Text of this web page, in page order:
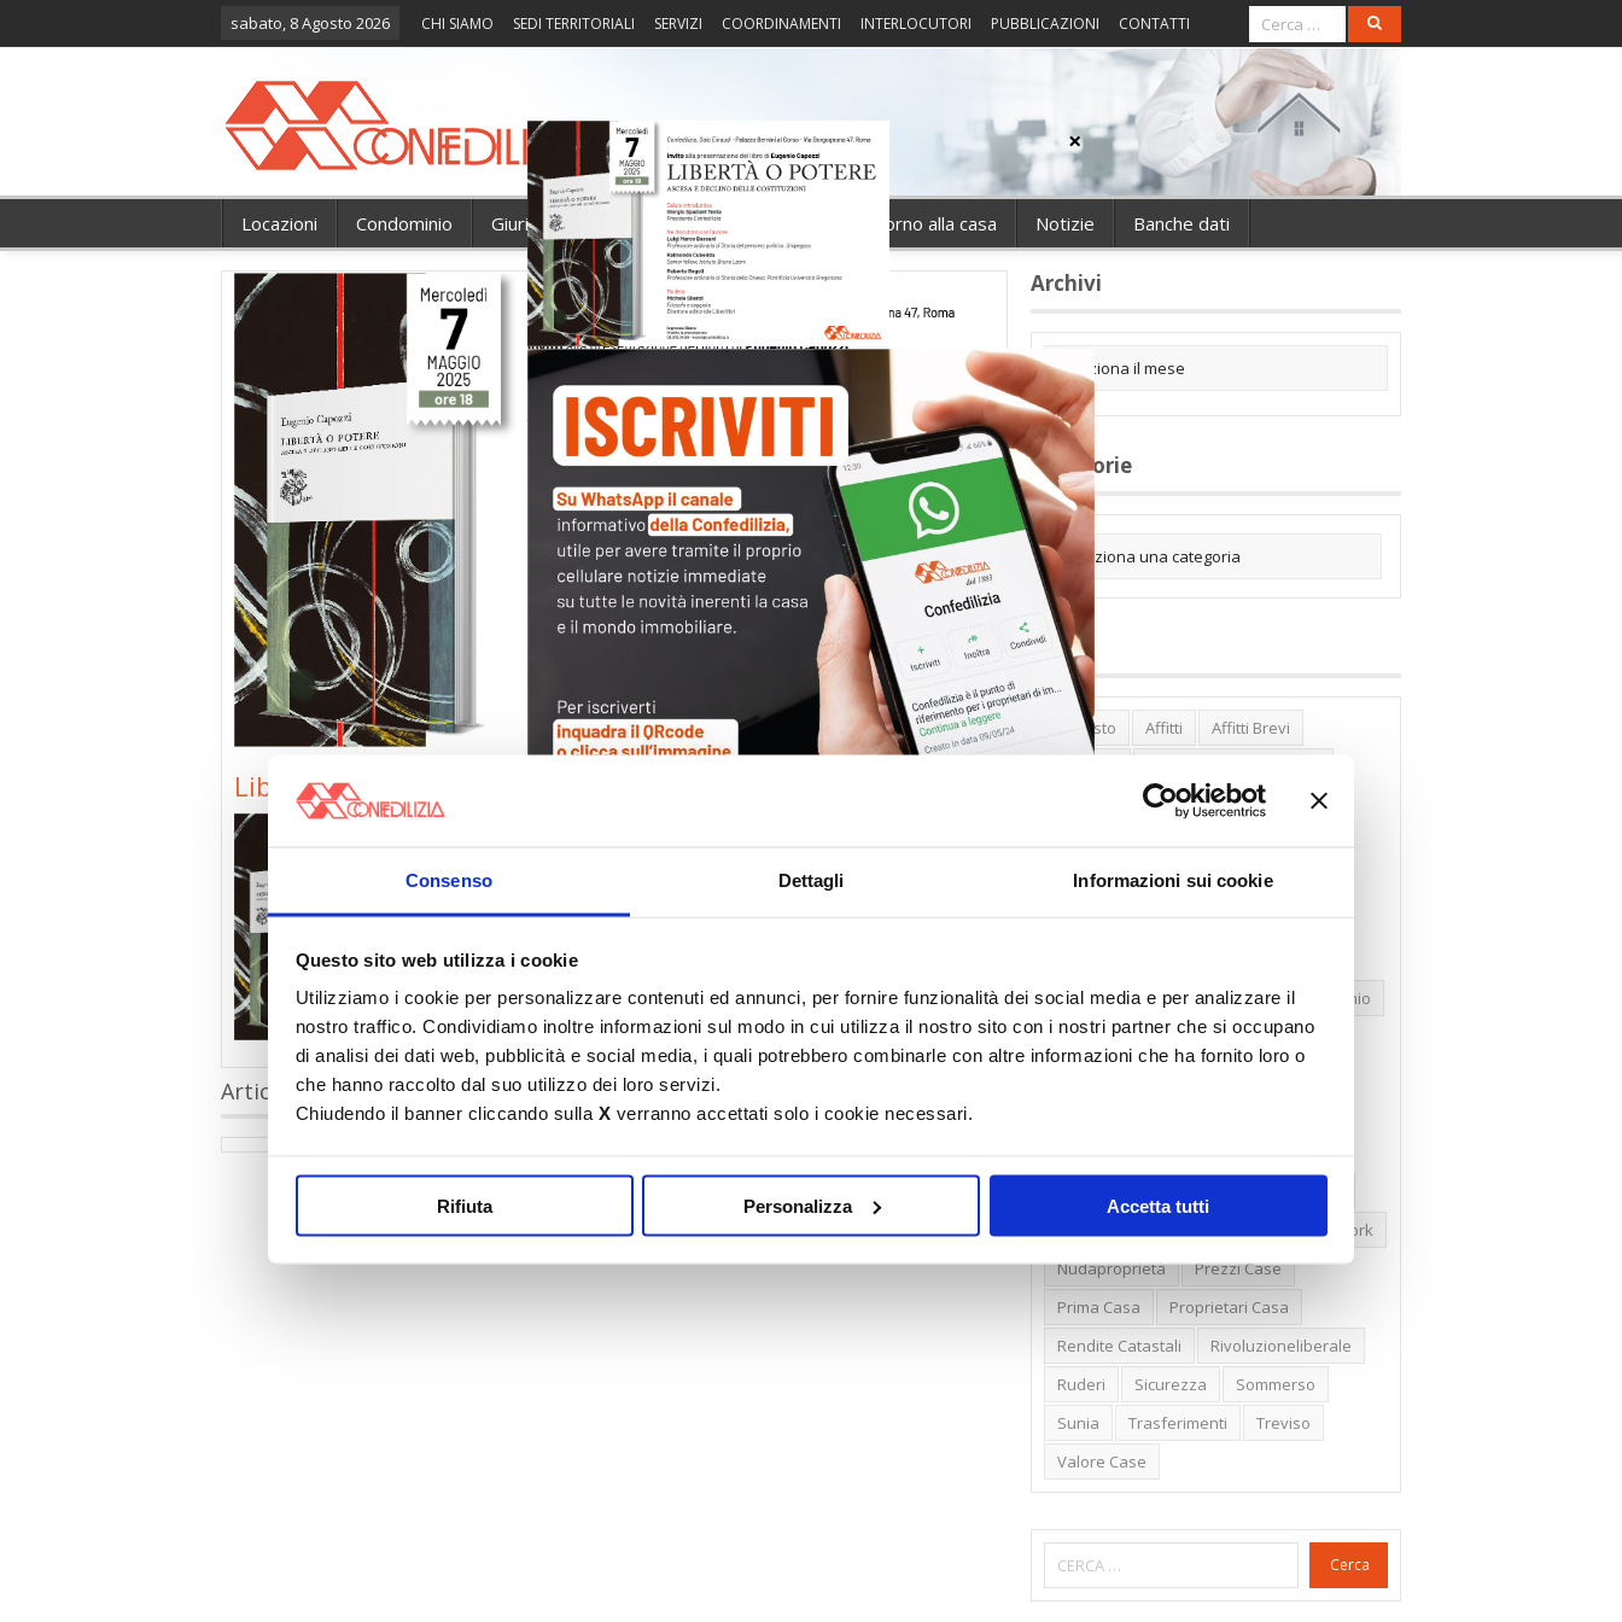
Consenso Dettagli Informazioni sui cookie
Questo sito web utilizza i cookie
Utilizziamo i cookie per personalizzare contenuti ed annunci, per fornire funzionalità dei social media e per analizzare il
nostro traffico. Condividiamo inoltre informazioni sul modo in cui utilizza il nostro sito con i nostri partner che si occupano
di analisi dei dati web, pubblicità e social media, i quali potrebbero combinarle con altre informazioni che ha fornito loro o
che hanno raccolto dal suo utilizzo dei loro servizi.
Chiudendo il banner cliccando sulla X verranno accettati solo i cookie necessari.
Rifiuta Personalizza Accetta tutti
sabato, 8 Agosto 2026 CHI SIAMO SEDI TERRITORIALI SERVIZI COORDINAMENTI INTERLOCUTORI PUBBLICAZIONI CONTATTI
Locazioni Condominio Giurisprudenza Fisco Intorno alla casa Notizie Banche dati
Libertà o potere (SITO)
Articoli collegati
Archivi
Categorie
Tag
30posto Affitti
Affitti Brevi
Banca Woolwich
Bilocali
Cambioabitazione
Carenza Alloggi
Compravendite Immobiliari
Condominio
Confcommercio
Confedilizia.EU
New York
Nudaproprietà
Prezzi Case
Prima Casa
Proprietari Casa
Rendite Catastali
Rivoluzioneliberale
Ruderi
Sicurezza
Sommerso
Sunia
Trasferimenti
Treviso
Valore Case
Cerca